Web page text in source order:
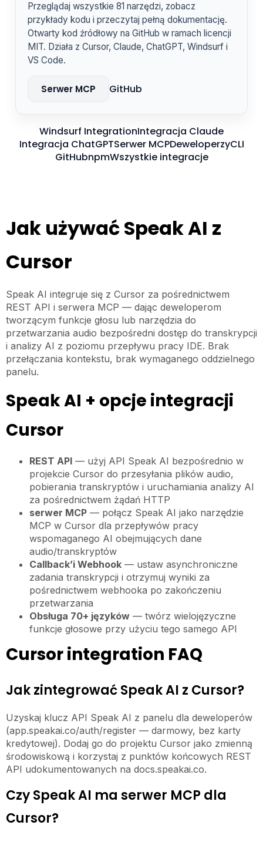
Przeglądaj wszystkie 81 narzędzi, zobacz
przykłady kodu i przeczytaj pełną dokumentację.
Otwarty kod źródłowy na GitHub w ramach licencji
MIT. Działa z Cursor, Claude, ChatGPT, Windsurf i
VS Code.
Serwer MCP GitHub
Windsurf IntegrationIntegracja Claude
Integracja ChatGPTSerwer MCPDeweloperzyCLI
GitHubnpmWszystkie integracje
Jak używać Speak AI z
Cursor
Speak AI integruje się z Cursor za pośrednictwem
REST API i serwera MCP — dając deweloperom
tworzącym funkcje głosu lub narzędzia do
przetwarzania audio bezpośredni dostęp do transkrypcji
i analizy AI z poziomu przepływu pracy IDE. Brak
przełączania kontekstu, brak wymaganego oddzielnego
panelu.
Speak AI + opcje integracji
Cursor
REST API — użyj API Speak AI bezpośrednio w
projekcie Cursor do przesyłania plików audio,
pobierania transkryptów i uruchamiania analizy AI
za pośrednictwem żądań HTTP
serwer MCP — połącz Speak AI jako narzędzie
MCP w Cursor dla przepływów pracy
wspomaganego AI obejmujących dane
audio/transkryptów
Callback’i Webhook — ustaw asynchroniczne
zadania transkrypcji i otrzymuj wyniki za
pośrednictwem webhooka po zakończeniu
przetwarzania
Obsługa 70+ języków — twórz wielojęzyczne
funkcje głosowe przy użyciu tego samego API
Cursor integration FAQ
Jak zintegrować Speak AI z Cursor?
Uzyskaj klucz API Speak AI z panelu dla deweloperów
(app.speakai.co/auth/register — darmowy, bez karty
kredytowej). Dodaj go do projektu Cursor jako zmienną
środowiskową i korzystaj z punktów końcowych REST
API udokumentowanych na docs.speakai.co.
Czy Speak AI ma serwer MCP dla
Cursor?